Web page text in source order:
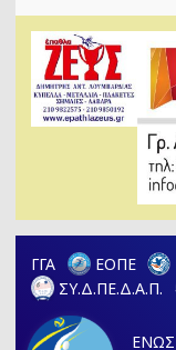
ΓΓΑ ΕΟΠΕ
ΣΥ.Δ.ΠΕ.Δ.Α.Π.